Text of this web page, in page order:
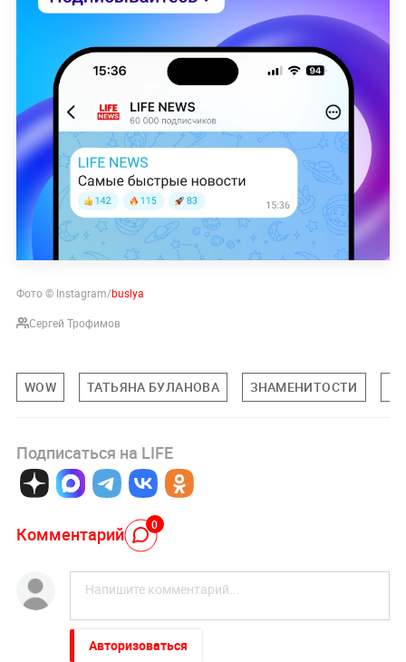
Фото © Instagram/buslya
Сергей Трофимов
WOW ТАТЬЯНА БУЛАНОВА ЗНАМЕНИТОСТИ
Подписаться на LIFE
Комментарий 0
Авторизоваться